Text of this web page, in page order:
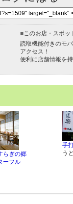
■このお店・スポッ
読取機能付きのモ
アクセス！
便利に店舗情報を
らぎの郷
ーフル
手
う